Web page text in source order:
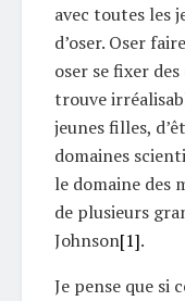
avec toutes les
d’oser. Oser
oser se fixer
trouve
jeunes filles,
domaines
le domaine des
de plusieurs
Johnson[1].
Je pense que si